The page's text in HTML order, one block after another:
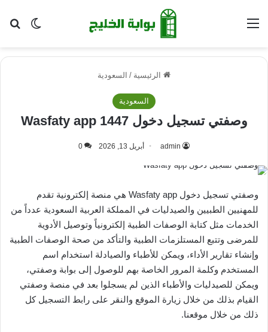
الوضع القائمة
الرئيسية / السعودية
السعودية
وصفتي تسجيل دخول 1447 Wasfaty app
admin أبريل 13, 2026 0
وصفتي تسجيل دخول Wasfaty app هي منصة إلكترونية تقدم
للمهنيين الطبيين والصيدليات في المملكة العربية السعودية عدداً من
الخدمات مثل كتابة الوصفات الطبية إلكترونياً وتوصيل الأدوية
للمرضى وتتبع المستلزمات الطبية والتأكد من صحة الوصفات الطبية
وإنشاء تقارير الأداء، ويمكن للأطباء والصيادلة استخدام اسم
المستخدم وكلمة المرور الخاصة بهم للوصول إلى بوابة وصفتي،
ويمكن للصيدليات والأطباء الذين لم يسجلوا بعد في منصة وصفتي
القيام بذلك من خلال زيارة الموقع والنقر على رابط التسجيل كل
ذلك من خلال موقعنا.